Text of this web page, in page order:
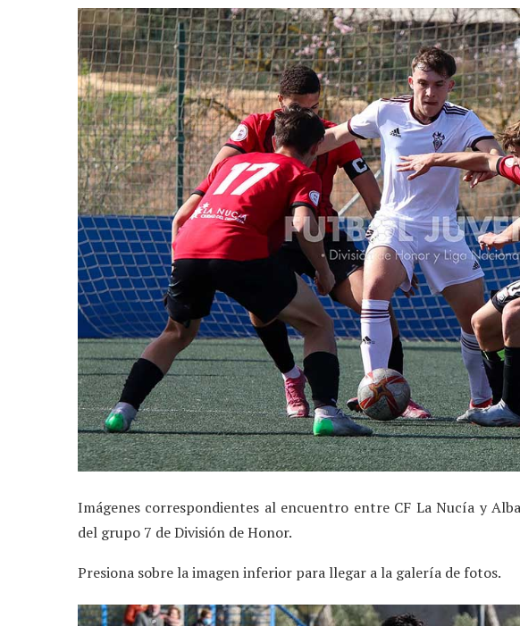
Imágenes correspondientes al encuentro entre CF La Nucía y
del grupo 7 de División de Honor.
Presiona sobre la imagen inferior para llegar a la galería de fotos.